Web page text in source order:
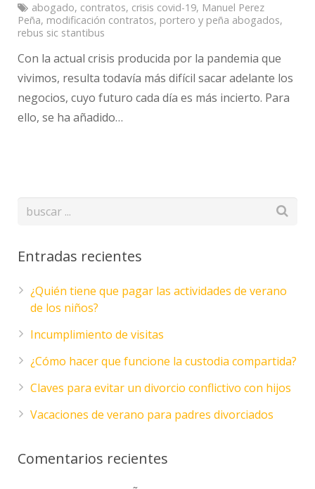
abogado, contratos, crisis covid-19, Manuel Perez
Peña, modificación contratos, portero y peña abogados,
rebus sic stantibus
Con la actual crisis producida por la pandemia que
vivimos, resulta todavía más difícil sacar adelante los
negocios, cuyo futuro cada día es más incierto. Para
ello, se ha añadido…
Entradas recientes
¿Quién tiene que pagar las actividades de verano
de los niños?
Incumplimiento de visitas
¿Cómo hacer que funcione la custodia compartida?
Claves para evitar un divorcio conflictivo con hijos
Vacaciones de verano para padres divorciados
Comentarios recientes